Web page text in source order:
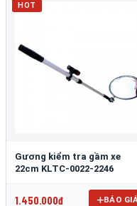
HOT
Gương kiểm tra gầm xe
22cm KLTC-0022-2246
1.450.000đ BÁO